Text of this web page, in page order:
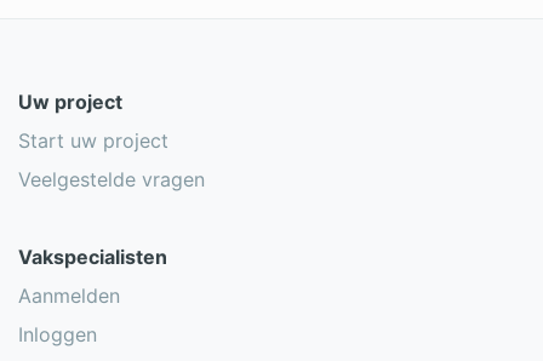
Uw project
Start uw project
Veelgestelde vragen
Vakspecialisten
Aanmelden
Inloggen